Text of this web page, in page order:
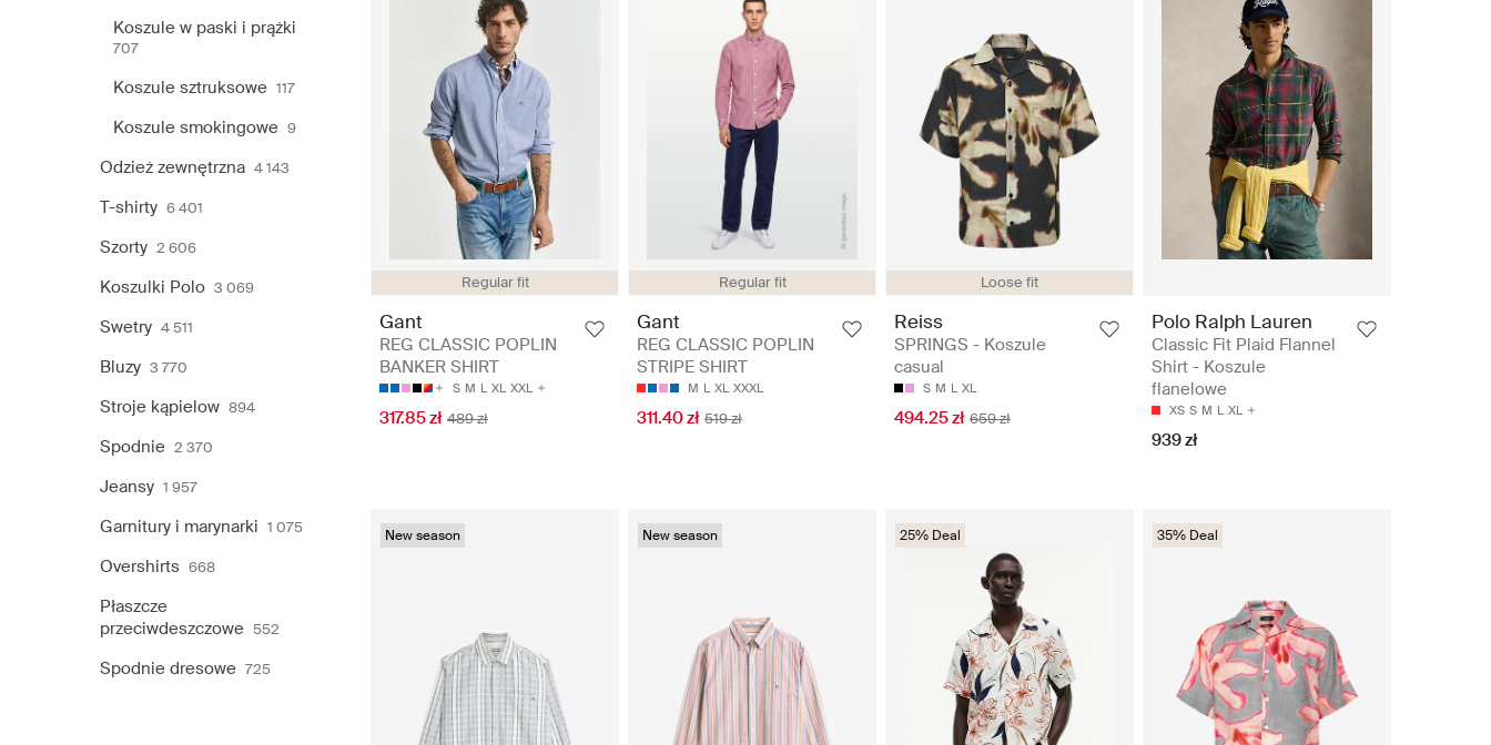
Koszule w paski i prążki
707
Koszule sztruksowe 117
Koszule smokingowe 9
Odzież zewnętrzna 4 143
T-shirty 6 401
Szorty 2 606
Koszulki Polo 3 069
Swetry 4 511
Bluzy 3 770
Stroje kąpielow 894
Spodnie 2 370
Jeansy 1 957
Garnitury i marynarki 1 075
Overshirts 668
Płaszcze
przeciwdeszczowe 552
Spodnie dresowe 725
Regular fit
Gant
REG CLASSIC POPLIN
BANKER SHIRT
S M L XL XXL
317.85 zł 489 zł
Regular fit
Gant
REG CLASSIC POPLIN
STRIPE SHIRT
M L XL XXXL
311.40 zł 519 zł
Loose fit
Reiss
SPRINGS - Koszule
casual
S M L XL
494.25 zł 659 zł
Polo Ralph Lauren
Classic Fit Plaid Flannel
Shirt - Koszule
flanelowe
XS S M L XL
939 zł
New season New season 25% Deal 35% Deal